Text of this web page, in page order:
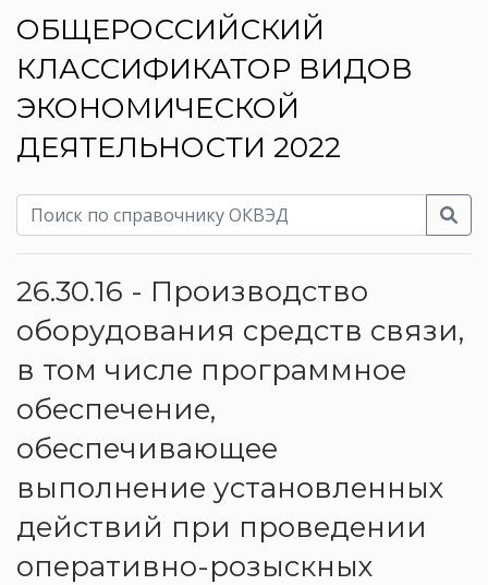
ОБЩЕРОССИЙСКИЙ
КЛАССИФИКАТОР ВИДОВ
ЭКОНОМИЧЕСКОЙ
ДЕЯТЕЛЬНОСТИ 2022
26.30.16 - Производство
оборудования средств связи,
в том числе программное
обеспечение,
обеспечивающее
выполнение установленных
действий при проведении
оперативно-розыскных